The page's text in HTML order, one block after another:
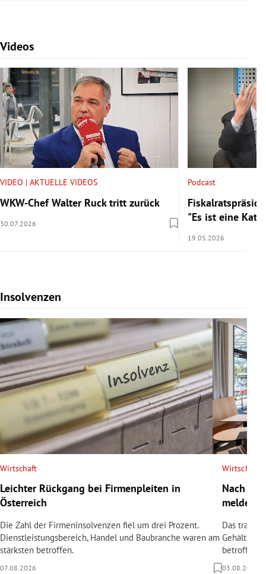
Videos
Slide 1 von 7
VIDEO | AKTUELLE VIDEOS
WKW-Chef Walter Ruck tritt zurück
30.07.2026
Podcast
"Es ist eine
19.05.2026
Insolvenzen
Slide 1 von 7
Wirtschaft
Leichter Rückgang bei Firmenpleiten in
Österreich
Die Zahl der Firmeninsolvenzen fiel um drei Prozent.
Dienstleistungsbereich, Handel und Baubranche waren am
stärksten betroffen.
07.08.2026
Wirtschaft
Nach
meldet
Das
Gehälter
betroffen.
03.08.2026